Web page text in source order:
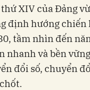
XIV của Đảng
định hướng
tầm nhìn đến
nhanh và bền
đổi số, chuyển